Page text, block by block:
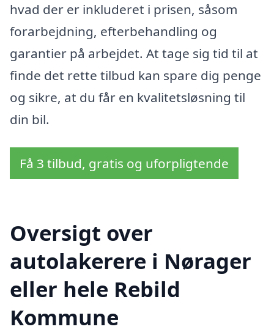
hvad der er inkluderet i prisen, såsom
forarbejdning, efterbehandling og
garantier på arbejdet. At tage sig tid til at
finde det rette tilbud kan spare dig penge
og sikre, at du får en kvalitetsløsning til
din bil.
Få 3 tilbud, gratis og uforpligtende
Oversigt over
autolakerere i Nørager
eller hele Rebild
Kommune